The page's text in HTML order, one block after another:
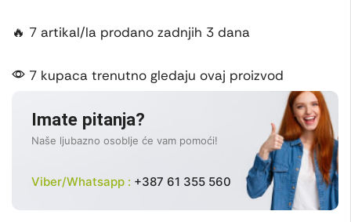
🔥 7 artikal/la prodano zadnjih 3 dana
7 kupaca trenutno gledaju ovaj proizvod
Imate pitanja?
Naše ljubazno osoblje će vam pomoći!
Viber/Whatsapp : +387 61 355 560